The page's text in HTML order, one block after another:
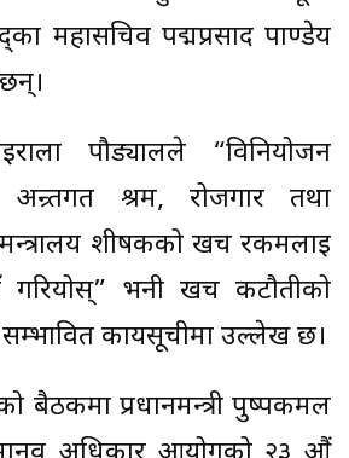
महासचिव पद्मप्रसाद पाण्डेय
पौड्यालले “विनियोजन
श्रम, रोजगार तथा
शीर्षकको खर्च रकमलाई
भनी खर्च कटौतीको
सम्भावित कार्यसूचीमा उल्लेख छ।
बैठकमा प्रधानमन्त्री पुष्पकमल